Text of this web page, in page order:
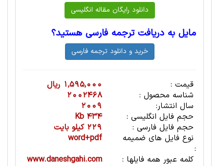
مایل به دریافت ترجمه فارسی هستید؟
قیمت :
1,595,000 ریال
شناسه محصول :
2002468
سال انتشار:
2009
حجم فایل انگلیسی :
434 Kb
حجم فایل فارسی :
229 کیلو بایت
نوع فایل های ضمیمه
:
word+pdf
کلمه عبور همه فایلها :
www.daneshgahi.com